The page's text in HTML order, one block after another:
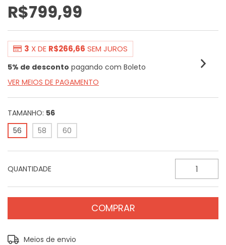
R$799,99
3 X DE R$266,66 SEM JUROS
5% de desconto pagando com Boleto
VER MEIOS DE PAGAMENTO
TAMANHO: 56
56
58 60
QUANTIDADE
Entregas para o CEP:
Meios de envio